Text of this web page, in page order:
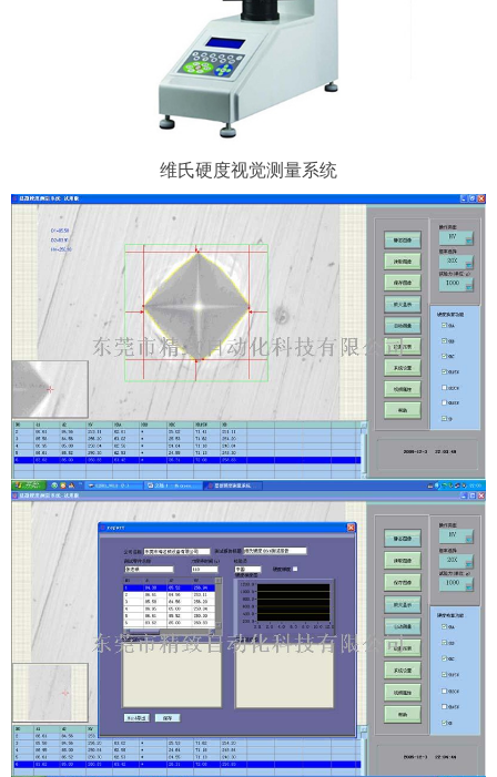
维氏硬度视觉测量系统